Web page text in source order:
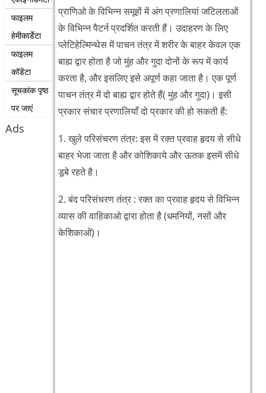
फाइलम
हेमीकार्डेटा
फाइलम
कॉडेंटा
सूचकांक पृष्ठ
पर जाएं
Ads
प्राणिओ के विभिन्न समूहों में अंग प्रणालियां जटिलताओं
के विभिन्न पैटर्न प्रदर्शित करती हैं। उदाहरण के लिए
प्लेटिहेल्मिन्थेस में पाचन तंत्र में शरीर के बाहर केवल एक
बाह्य द्वार होता है जो मुंह और गुदा दोनों के रूप में कार्य
करता है, और इसलिए इसे अपूर्ण कहा जाता है। एक पूर्ण
पाचन तंत्र में दो बाह्य द्वार होते हैं( मुंह और गुदा)। इसी
प्रकार संचार प्रणालियाँ दो प्रकार की हो सकती हैं:
1. खुले परिसंचरण तंत्र: इस में रक्त प्रवाह हृदय से सीधे
बाहर भेजा जाता है और कोशिकाये और ऊतक इसमें सीधे
डूबे रहते है।
2. बंद परिसंचरण तंत्र : रक्त का प्रवाह हृदय से विभिन्न
व्यास की वाहिकाओ द्वारा होता है (धमनियों, नसों और
केशिकाओं)।